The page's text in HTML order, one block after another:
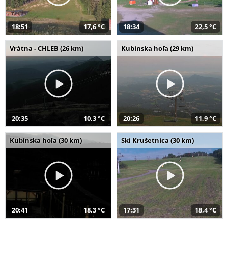
18:51 17,6 °C 18:34 22,5 °C
Vrátna - CHLEB (26 km)
20:35 10,3 °C
Kubínska hoľa (29 km)
20:26 11,9 °C
Kubínska hoľa (30 km)
20:41 18,3 °C
Ski Krušetnica (30 km)
17:31 18,4 °C